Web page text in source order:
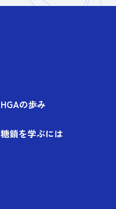
HGAの歩み
糖鎖を学ぶには